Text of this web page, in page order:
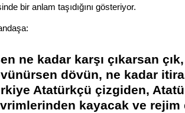
bir anlam taşıdığını gösteriyor.
ne kadar karşı çıkarsan
dövün, ne kadar
Atatürkçü çizgiden,
kayacak ve